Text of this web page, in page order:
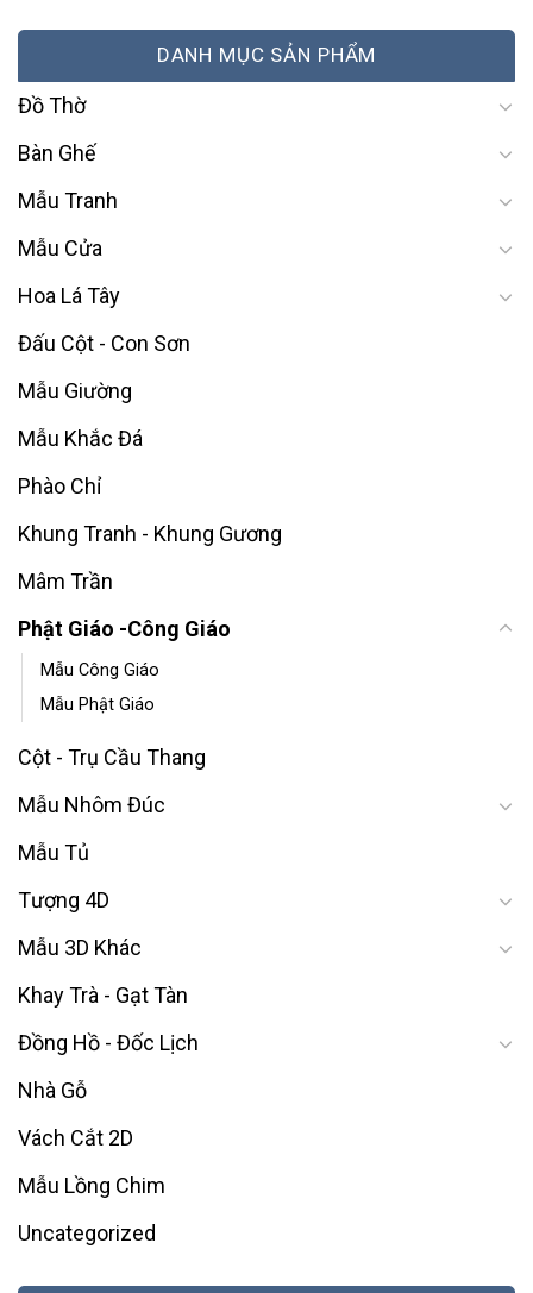
DANH MỤC SẢN PHẨM
Đồ Thờ
Bàn Ghế
Mẫu Tranh
Mẫu Cửa
Hoa Lá Tây
Đấu Cột - Con Sơn
Mẫu Giường
Mẫu Khắc Đá
Phào Chỉ
Khung Tranh - Khung Gương
Mâm Trần
Phật Giáo -Công Giáo
Mẫu Công Giáo
Mẫu Phật Giáo
Cột - Trụ Cầu Thang
Mẫu Nhôm Đúc
Mẫu Tủ
Tượng 4D
Mẫu 3D Khác
Khay Trà - Gạt Tàn
Đồng Hồ - Đốc Lịch
Nhà Gỗ
Vách Cắt 2D
Mẫu Lồng Chim
Uncategorized